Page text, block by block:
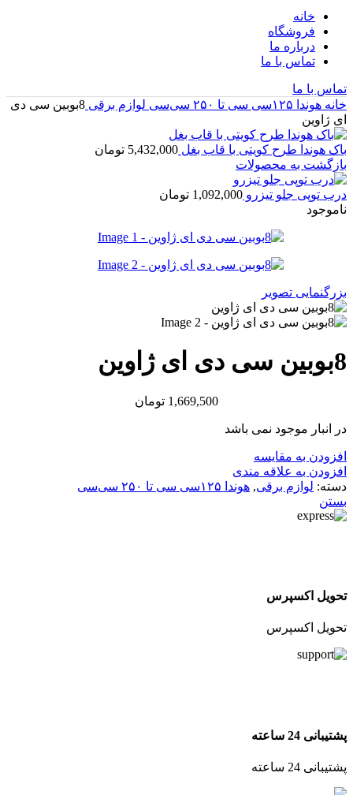
خانه
فروشگاه
درباره ما
تماس با ما
تماس با ما
خانه هوندا ۱۲۵سی سی تا ۲۵۰ سی‌سی لوازم برقی
8بوبین سی دی
ای ژاوین
باک هوندا طرح کویتی با قاب بغل 5,432,000 تومان
بازگشت به محصولات
درب توپی جلو تیزرو 1,092,000 تومان
ناموجود
بزرگنمایی تصویر
8بوبین سی دی ای ژاوین
1,669,500 تومان
در انبار موجود نمی باشد
افزودن به مقایسه
افزودن به علاقه مندی
دسته: لوازم برقی, هوندا ۱۲۵سی سی تا ۲۵۰ سی‌سی
بستن
تحویل اکسپرس
تحویل اکسپرس
پشتیبانی 24 ساعته
پشتیبانی 24 ساعته